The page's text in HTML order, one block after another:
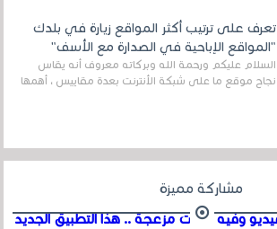
تعرف على ترتيب أكثر المواقع زيارة في بلدك
"المواقع الإباحية في الصدارة مع الأسف"
السلام عليكم ورحمة الله وبركاته معروف أنه يقاس
نجاح موقع ما على شبكة الأنترنت بعدة مقاييس ، أهمها
مشاركة مميزة
وفيه أصوت مزعجة .. هذا التطبيق الجديد